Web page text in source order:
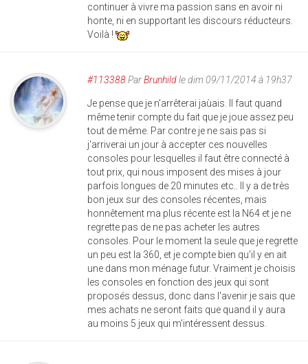
continuer à vivre ma passion sans en avoir ni
honte, ni en supportant les discours réducteurs.
Voilà !
#113388ParBrunhildle dim 09/11/2014 à 19h37
Je pense que je n'arrêterai jaùais. Il faut quand
même tenir compte du fait que je joue assez peu
tout de même. Par contre je ne sais pas si
j'arriverai un jour à accepter ces nouvelles
consoles pour lesquelles il faut être connecté à
tout prix, qui nous imposent des mises à jour
parfois longues de 20 minutes etc.. Il y a de très
bon jeux sur des consoles récentes, mais
honnêtement ma plus récente est la N64 et je ne
regrette pas de ne pas acheter les autres
consoles. Pour le moment la seule que je regrette
un peu est la 360, et je compte bien qu'il y en ait
une dans mon ménage futur. Vraiment je choisis
les consoles en fonction des jeux qui sont
proposés dessus, donc dans l'avenir je sais que
mes achats ne seront faits que quand il y aura
au moins 5 jeux qui m'intéressent dessus.